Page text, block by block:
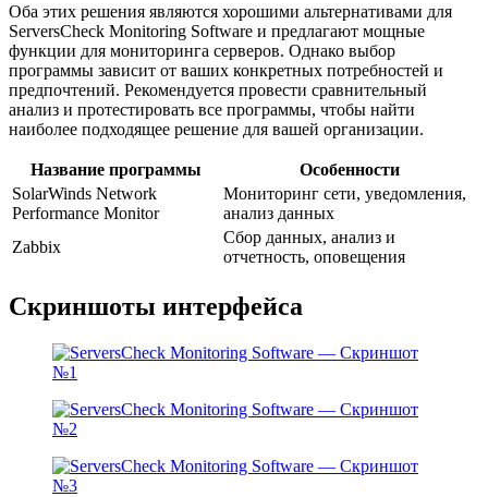
Оба этих решения являются хорошими альтернативами для
ServersCheck Monitoring Software и предлагают мощные
функции для мониторинга серверов. Однако выбор
программы зависит от ваших конкретных потребностей и
предпочтений. Рекомендуется провести сравнительный
анализ и протестировать все программы, чтобы найти
наиболее подходящее решение для вашей организации.
Название программы
Особенности
SolarWinds Network
Performance Monitor
Мониторинг сети, уведомления,
анализ данных
Zabbix
Сбор данных, анализ и
отчетность, оповещения
Скриншоты интерфейса